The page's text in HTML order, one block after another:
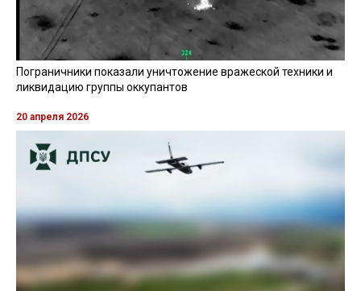
Пограничники показали уничтожение вражеской техники и
ликвидацию группы оккупантов
20 апреля 2026